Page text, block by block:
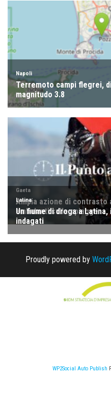
Proudly powered by
WP2Social Auto Publish